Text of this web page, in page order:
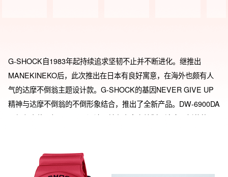
G-SHOCK自1983年起持续追求坚韧不止并不断进化。继推出
MANEKINEKO后，此次推出在日本有良好寓意，在海外也颇有人
气的达摩不倒翁主题设计款。G-SHOCK的基因NEVER GIVE UP
精神与达摩不倒翁的不倒形象结合，推出了全新产品。DW-6900DA
是红色表款，加入了三眼设计，并在表盘上绘制了达摩不倒翁的眉
于东京的街头艺术品牌Black Eye Patch设计。